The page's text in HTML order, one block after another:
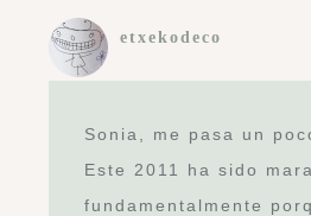
etxekodeco
Sonia, me pasa un
Este 2011 ha sido
fundamentalmente